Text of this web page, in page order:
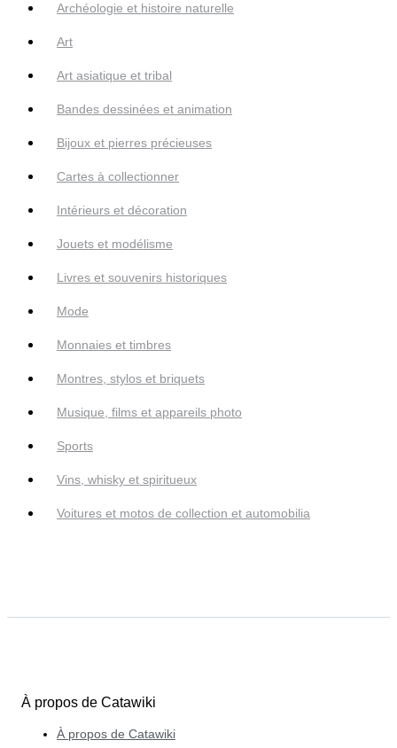
Archéologie et histoire naturelle
Art
Art asiatique et tribal
Bandes dessinées et animation
Bijoux et pierres précieuses
Cartes à collectionner
Intérieurs et décoration
Jouets et modélisme
Livres et souvenirs historiques
Mode
Monnaies et timbres
Montres, stylos et briquets
Musique, films et appareils photo
Sports
Vins, whisky et spiritueux
Voitures et motos de collection et automobilia
À propos de Catawiki
À propos de Catawiki